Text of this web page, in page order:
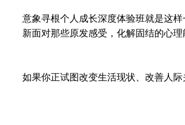
意象寻根个人成长深度体验班就是这
新面对那些原发感受，化解固结的心理
如果你正试图改变生活现状、改善人